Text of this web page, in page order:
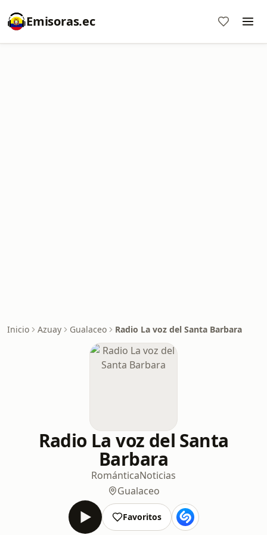
Emisoras.ec
Inicio Azuay Gualaceo Radio La voz del Santa Barbara
Radio La voz del Santa
Barbara
RománticaNoticias
Gualaceo
Favoritos